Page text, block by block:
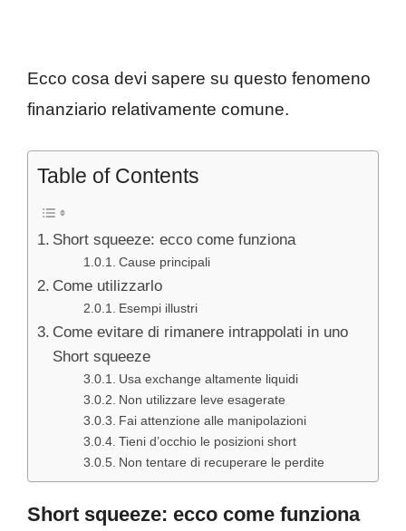
Ecco cosa devi sapere su questo fenomeno
finanziario relativamente comune.
Table of Contents
Short squeeze: ecco come funziona
Cause principali
Come utilizzarlo
Esempi illustri
Come evitare di rimanere intrappolati in uno
Short squeeze
Usa exchange altamente liquidi
Non utilizzare leve esagerate
Fai attenzione alle manipolazioni
Tieni d’occhio le posizioni short
Non tentare di recuperare le perdite
Short squeeze: ecco come funziona